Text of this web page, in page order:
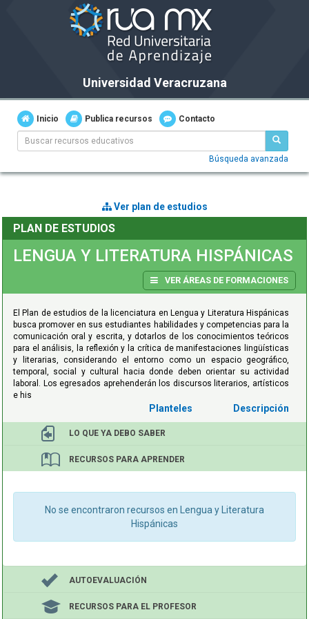
Universidad Veracruzana
Inicio Publica recursos Contacto
Búsqueda avanzada
Ver plan de estudios
PLAN DE ESTUDIOS
LENGUA Y LITERATURA HISPÁNICAS
VER ÁREAS DE FORMACIONES
El Plan de estudios de la licenciatura en Lengua y Literatura Hispánicas
busca promover en sus estudiantes habilidades y competencias para la
comunicación oral y escrita, y dotarlos de los conocimientos teóricos
para el análisis, la reflexión y la crítica de manifestaciones lingüísticas
y literarias, considerando el entorno como un espacio geográfico,
temporal, social y cultural hacia donde deben orientar su actividad
laboral. Los egresados aprehenderán los discursos literarios, artísticos
e his
Descripción
LO QUE YA DEBO SABER
RECURSOS PARA APRENDER
No se encontraron recursos en Lengua y Literatura
Hispánicas
AUTOEVALUACIÓN
RECURSOS PARA EL PROFESOR